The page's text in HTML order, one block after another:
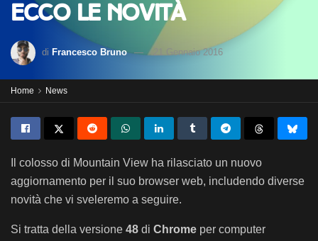
ecco le novità
di Francesco Bruno 21 Gennaio 2016
Home News
Il colosso di Mountain View ha rilasciato un nuovo
aggiornamento per il suo browser web, includendo diverse
novità che vi sveleremo a seguire.
Si tratta della versione 48 di Chrome per computer